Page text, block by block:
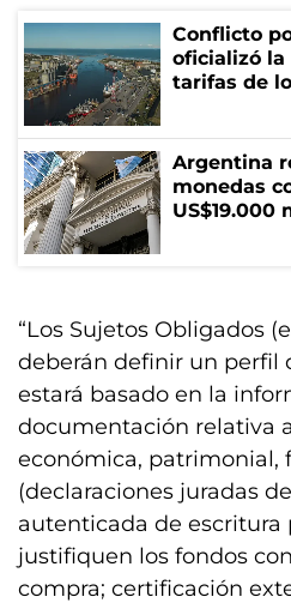
Conflicto
oficializó la
tarifas de
Argentina
monedas
US$19.000
“Los Sujetos Obligados
deberán definir un perfil
estará basado en la
documentación relativa
económica, patrimonial,
(declaraciones juradas
autenticada de escritura
justifiquen los fondos
compra; certificación